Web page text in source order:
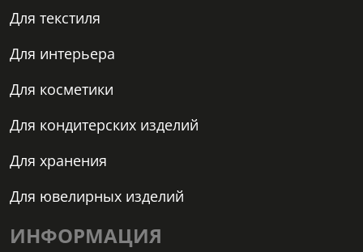
Для текстиля
Для интерьера
Для косметики
Для кондитерских изделий
Для хранения
Для ювелирных изделий
ИНФОРМАЦИЯ